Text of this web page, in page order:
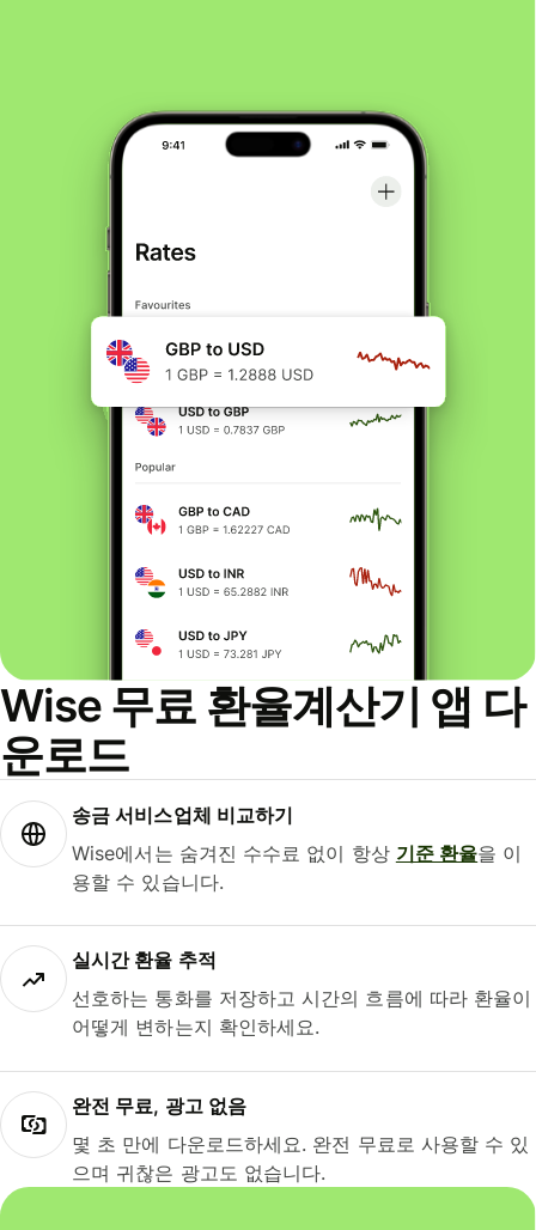
Wise 무료 환율계산기 앱 다
운로드
송금 서비스업체 비교하기
Wise에서는 숨겨진 수수료 없이 항상 기준 환율을 이
용할 수 있습니다.
실시간 환율 추적
선호하는 통화를 저장하고 시간의 흐름에 따라 환율이
어떻게 변하는지 확인하세요.
완전 무료, 광고 없음
몇 초 만에 다운로드하세요. 완전 무료로 사용할 수 있
으며 귀찮은 광고도 없습니다.